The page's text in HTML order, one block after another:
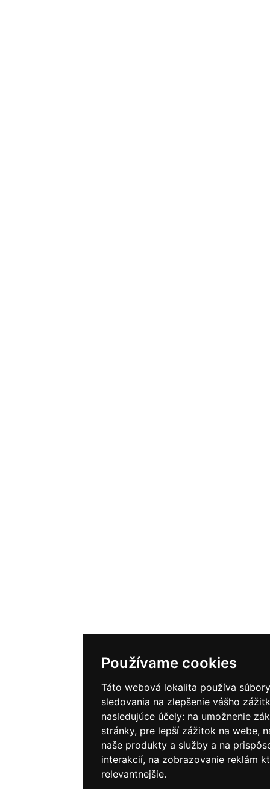
Používame cookies
Táto webová lokalita používa
sledovania na zlepšenie vášho
nasledujúce účely: na umožnenie
stránky, pre lepší zážitok na webe,
naše produkty a služby a na
interakcií, na zobrazovanie reklám
relevantnejšie.